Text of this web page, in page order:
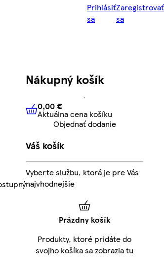
Prihlásiť
sa
Zaregistrovať
sa
Nákupný košík
0,00 € Aktuálna cena košíku
0,00 €
Aktuálna cena košíku
Objednať dodanie
Váš košík
Vyberte službu, ktorá je pre Vás
najvhodnejšie
Prázdny košík
Produkty, ktoré pridáte do
svojho košíka sa zobrazia tu